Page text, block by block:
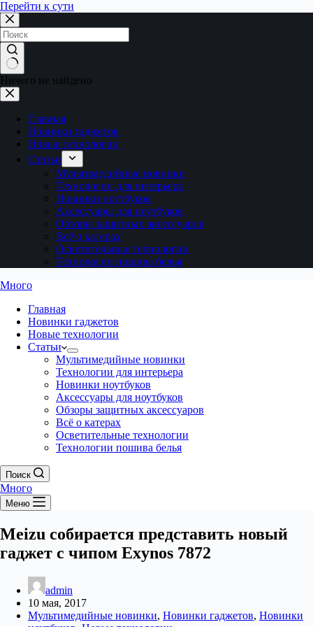
Перейти к сути
Ничего не найдено
Главная
Новинки гаджетов
Новые технологии
Статьи
Мультимедийные новинки
Технологии для интерьера
Новинки ноутбуков
Аксессуары для ноутбуков
Обзоры защитных аксессуаров
Всё о катерах
Осветительные технологии
Технологии пошива белья
Много
Главная
Новинки гаджетов
Новые технологии
Статьи
Мультимедийные новинки
Технологии для интерьера
Новинки ноутбуков
Аксессуары для ноутбуков
Обзоры защитных аксессуаров
Всё о катерах
Осветительные технологии
Технологии пошива белья
Поиск
Много
Меню
Meizu собирается представить новый
гаджет с чипом Exynos 7872
admin
10 мая, 2017
Мультимедийные новинки, Новинки гаджетов, Новинки